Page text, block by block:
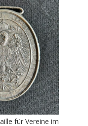
für Vereine im